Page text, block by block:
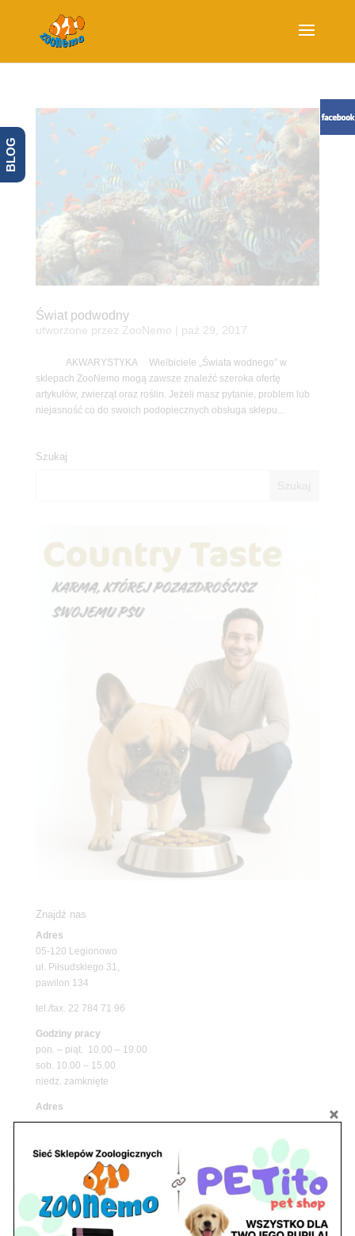
Świat podwodny
utworzone przez ZooNemo paź 29, 2017
AKWARYSTYKA Wielbiciele „Świata wodnego” w
sklepach ZooNemo mogą zawsze znaleźć szeroka ofertę
artykułów, zwierząt oraz roślin. Jeżeli masz pytanie, problem lub
niejasność co do swoich podopiecznych obsługa sklepu...
Szukaj
Znajdź nas
Adres
05-120 Legionowo
ul. Piłsudskiego 31,
pawilon 134
tel./fax. 22 784 71 96
Godziny pracy
pon. – piąt. 10.00 – 19.00
sob. 10.00 – 15.00
niedz. zamknięte
Adres
ul. Leśna 2
tel. 503 900 215
Godziny pracy
pon. – piąt. 10.00 – 19.00
BLOG